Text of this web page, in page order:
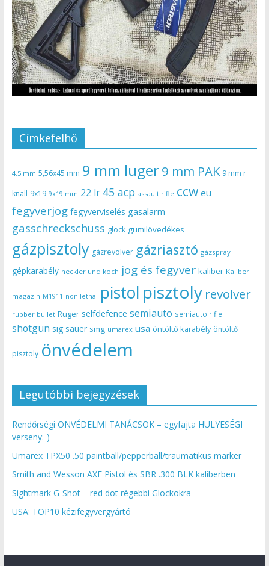
Címkefelhő
4,5 mm 5,56x45 mm 9 mm luger9 mm PAK 9 mm r
knall 9x19 9x19 mm 22 lr 45 acp assault rifle ccw eu
fegyverjog fegyverviselés gasalarm
gasschreckschuss glock gumilövedékes
gázpisztoly gázrevolver gázriasztó gázspray
gépkarabély heckler und koch jog és fegyver kaliber Kaliber
magazin M1911 non lethal pistol pisztoly revolver
rubber bullet Ruger selfdefence semiauto semiauto rifle
shotgun sig sauer smg umarex usa öntöltő karabély öntöltő
pisztoly önvédelem
Legutóbbi bejegyzések
Rendőrségi ÖNVÉDELMI TANÁCSOK – egyfajta HÜLYESÉGI
verseny:-)
Umarex TPX50 .50 paintball/pepperball/traumatikus marker
Smith and Wesson AXE Pistol és SBR .300 BLK kaliberben
Sightmark G-Shot – red dot régebbi Glockokra
USA: TOP10 kézifegyvergyártó